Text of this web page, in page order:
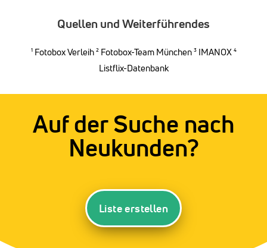
Quellen und Weiterführendes
¹Fotobox Verleih²Fotobox-Team München³IMANOX⁴
Listflix-Datenbank
Auf der Suche nach
Neukunden?
Liste erstellen